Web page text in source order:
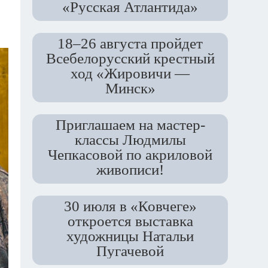
«Русская Атлантида»
18–26 августа пройдет
Всебелорусский крестный
ход «Жировичи —
Минск»
Приглашаем на мастер-
классы Людмилы
Чепкасовой по акриловой
живописи!
30 июля в «Ковчеге»
откроется выставка
художницы Натальи
Пугачевой